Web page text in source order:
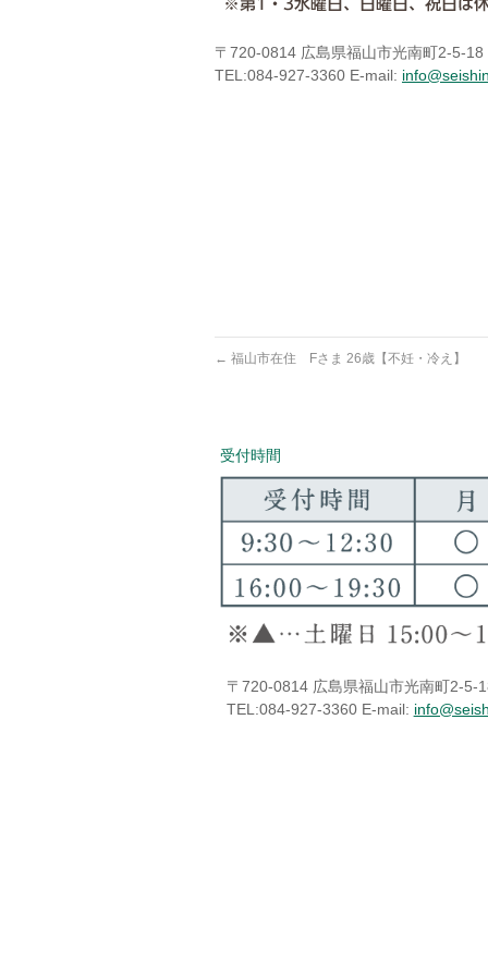
〒720-0814 広島県福山市光南町2-5-
TEL:084-927-3360 E-mail:
← 福山市在住 Fさま 26歳【不妊・冷え】
受付時間
〒720-0814 広島県福山市光南町2-5-
TEL:084-927-3360 E-mail: